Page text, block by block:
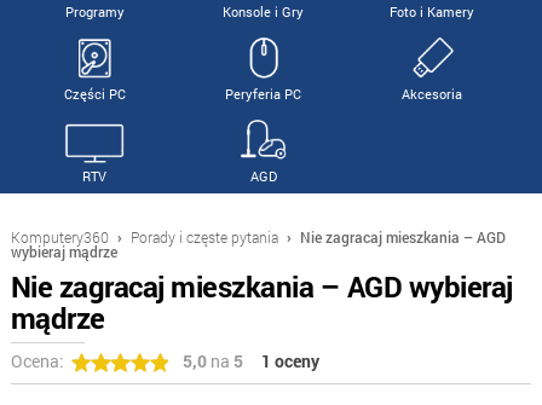
Programy Konsole i Gry Foto i Kamery
Części PC Peryferia PC Akcesoria
RTV AGD
Komputery360 › Porady i częste pytania › Nie zagracaj mieszkania – AGD
wybieraj mądrze
Nie zagracaj mieszkania – AGD wybieraj
mądrze
Ocena: 5,0na 5 1 oceny